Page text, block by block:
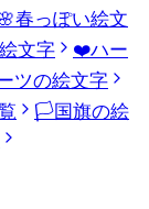
春っぽい絵文
文字 ❤️ハー
ツの絵文字
🏳️国旗の絵